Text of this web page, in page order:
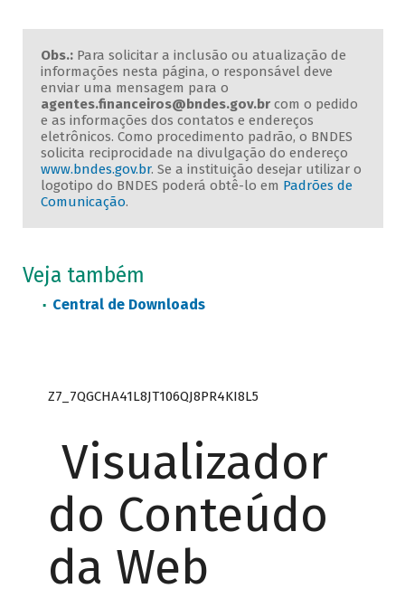
Obs.:Para solicitar a inclusão ou atualização de
informações nesta página, o responsável deve
enviar uma mensagem para o
agentes.financeiros@bndes.gov.brcom o pedido
e as informações dos contatos e endereços
eletrônicos. Como procedimento padrão, o BNDES
solicita reciprocidade na divulgação do endereço
www.bndes.gov.br. Se a instituição desejar utilizar o
logotipo do BNDES poderá obtê-lo em Padrões de
Comunicação.
Veja também
Central de Downloads
Z7_7QGCHA41L8JT106QJ8PR4KI8L5
Visualizador
do Conteúdo
da Web